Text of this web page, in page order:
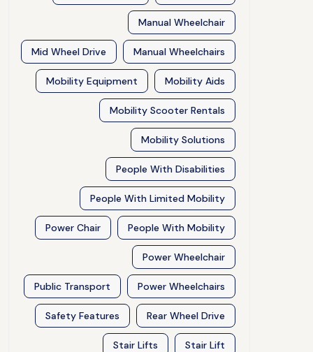
Manual Wheelchair
Manual Wheelchairs
Mid Wheel Drive
Mobility Aids
Mobility Equipment
Mobility Scooter Rentals
Mobility Solutions
People With Disabilities
People With Limited Mobility
People With Mobility
Power Chair
Power Wheelchair
Power Wheelchairs
Public Transport
Rear Wheel Drive
Safety Features
Stair Lift
Stair Lifts